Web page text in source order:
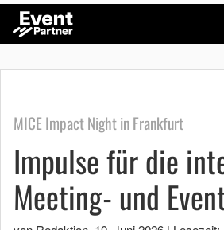
MICE Impact Night in Frankfurt
Impulse für die
Meeting- und